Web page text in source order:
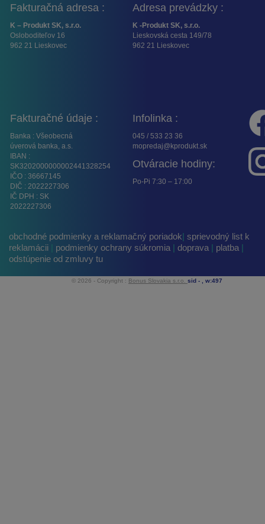
Fakturačná adresa :
K – Produkt SK, s.r.o.
Osloboditeľov 16
962 21 Lieskovec
Adresa prevádzky :
K -Produkt SK, s.r.o.
Lieskovská cesta 149/78
962 21 Lieskovec
Fakturačné údaje :
Banka : Všeobecná
úverová banka, a.s.
IBAN :
SK3202000000002441328254
IČO : 36667145
DIČ : 2022227306
IČ DPH : SK
2022227306
Infolinka :
045 / 533 23 36
mopredaj@kprodukt.sk
Otváracie hodiny:
Po-Pi 7:30 – 17:00
obchodné podmienky a reklamačný poriadok| sprievodný list k
reklamácii
podmienky ochrany súkromia | doprava | platba |
odstúpenie od zmluvy tu
© 2026 - Copyright : Bonus Slovakia s.r.o. sid - , w:497